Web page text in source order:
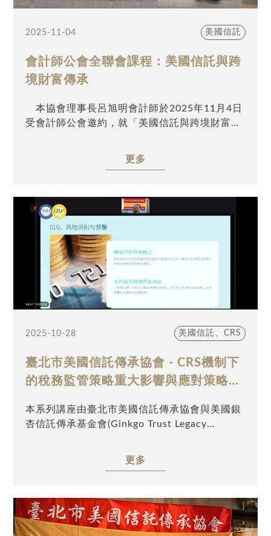
2025-11-04 美國信託
會計師公會全聯會課程：美國信託與跨
境財富傳承
本協會理事長呂旭明會計師於2025年11月4日
受會計師公會邀約，就「美國信託與跨境財富傳
信託來達成家族傳承的目的。活動現場座無虛
席，感謝會計師各界同業熱情參與。
隨著台灣經濟高度發展，高財富個人族群快速
增加，跨境財富傳承的服務需求日益殷切。尤其
在台灣CFC制度與全球CRS通報機制上路後，過
去常見以離岸公司為達成海外投資控股、上市櫃
股權持有、三角貿易利潤留於境外，或將台灣資
金以財務投資名義匯往香港、新加坡等私人銀行
目的，在現行稅制下將面臨更高的資訊透明度與
課稅風險。若客戶同時具備台、美雙重國籍，則
相關稅務遵循與資產規劃的難度更形提升。身為
專業服務提供者，面臨的不僅是客戶合法節稅、
使其穩健完成跨境、跨代資產傳承，成立美國家
族信託或將成為此傳承工具。
呂會計師長期專注個人稅務規劃服務，從早期
遺產、贈與稅籌劃，到近20年專注美國稅務申報
一家華人受託公司（Prestige Trust
Company）；且家族成員多長期旅居美國，因此
本課程非著重於美國稅法條文或信託理論之闡
作，現身說法，分享如何為家族或跨境客戶需
求，提供具體可行的跨境傳承與稅務規劃方案，
交流切磋。
更多
2025-10-28 美國信託、CRS
臺北市美國信託傳承協會 - CRS機制下
的稅務監管策略重大影響與應對策略分
本系列講座由臺北市美國信託傳承協會與美國銀
杏信託傳承基金會(Ginkgo Trust Legacy
TATA Charity (USA)協辦，邀請到安致勤資集團
中國華南、香港、新加坡、馬來西亞地區首席代
響與應對策略分析」為題，深入探討CRS機制對
稅務監管的影響及個人應採取的應對策略。感謝
業界先進與高資產人士踴躍參與。
更多